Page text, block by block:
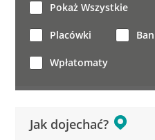
Jak dojechać?
Pokaż Wszystkie
Placówki
Wpłatomaty